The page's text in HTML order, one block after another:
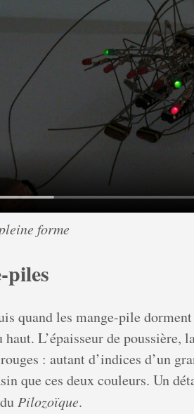
forme
piles
quand les mange-pile
haut. L’épaisseur de poussière,
: autant d’indices d’un
que ces deux couleurs. Un
Pilozoïque.